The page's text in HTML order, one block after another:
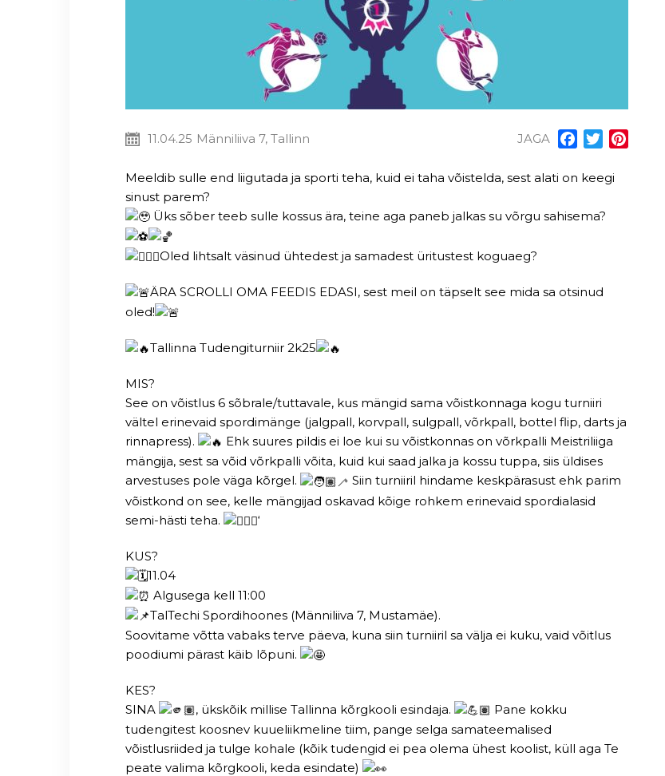
11.04.25 Männiliiva 7, Tallinn JAGA Facebook
Twitter
Meeldib sulle end liigutada ja sporti teha, kuid ei taha võistelda, sest alati on keegi
sinust parem?
Üks sõber teeb sulle kossus ära, teine aga paneb jalkas su võrgu sahisema?
Oled lihtsalt väsinud ühtedest ja samadest üritustest koguaeg?
ÄRA SCROLLI OMA FEEDIS EDASI, sest meil on täpselt see mida sa otsinud
oled!
Tallinna Tudengiturniir 2k25
MIS?
See on võistlus 6 sõbrale/tuttavale, kus mängid sama võistkonnaga kogu turniiri
vältel erinevaid spordimänge (jalgpall, korvpall, sulgpall, võrkpall, bottel flip, darts ja
rinnapress).
Ehk suures pildis ei loe kui su võistkonnas on võrkpalli Meistriliiga
mängija, sest sa võid võrkpalli võita, kuid kui saad jalka ja kossu tuppa, siis üldises
arvestuses pole väga kõrgel.
Siin turniiril hindame keskpärasust ehk parim
võistkond on see, kelle mängijad oskavad kõige rohkem erinevaid spordialasid
semi-hästi teha.
‘
KUS?
11.04
Algusega kell 11:00
TalTechi Spordihoones (Männiliiva 7, Mustamäe).
Soovitame võtta vabaks terve päeva, kuna siin turniiril sa välja ei kuku, vaid võitlus
poodiumi pärast käib lõpuni.
KES?
SINA
, ükskõik millise Tallinna kõrgkooli esindaja.
Pane kokku
tudengitest koosnev kuueliikmeline tiim, pange selga samateemalised
võistlusriided ja tulge kohale (kõik tudengid ei pea olema ühest koolist, küll aga Te
peate valima kõrgkooli, keda esindate)